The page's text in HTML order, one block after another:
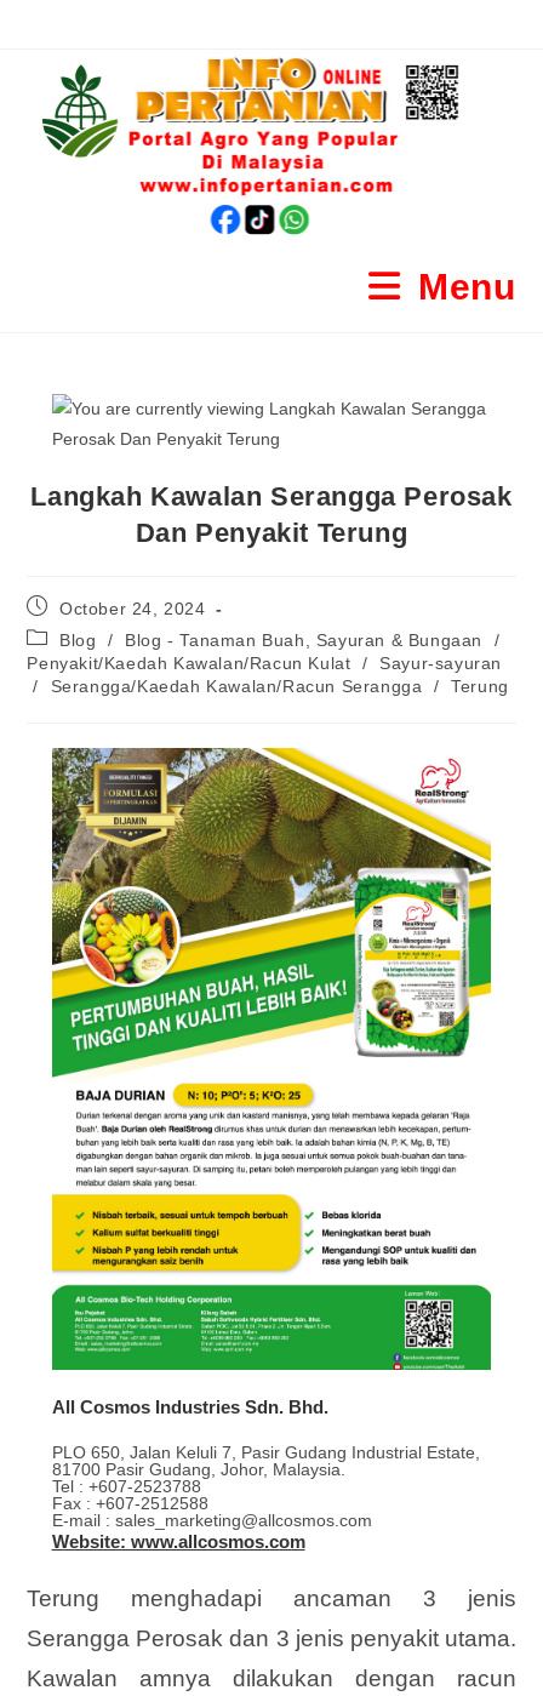
Menu
Langkah Kawalan Serangga Perosak
Dan Penyakit Terung
October 24, 2024
Blog
/ Blog - Tanaman Buah, Sayuran & Bungaan
/
Penyakit/Kaedah Kawalan/Racun Kulat
/
Sayur-sayuran
/
Serangga/Kaedah Kawalan/Racun Serangga / Terung
All Cosmos Industries Sdn. Bhd.
PLO 650, Jalan Keluli 7, Pasir Gudang Industrial Estate,
81700 Pasir Gudang, Johor, Malaysia.
Tel : +607-2523788
Fax : +607-2512588
E-mail : sales_marketing@allcosmos.com
Website: www.allcosmos.com
Terung menghadapi ancaman 3 jenis
Serangga Perosak dan 3 jenis penyakit utama.
Kawalan amnya dilakukan dengan racun